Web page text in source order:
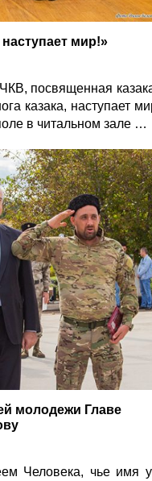
наступает мир!»
посвященная
казака, наступает
в читальном зале …
молодежи Главе
Человека, чье имя